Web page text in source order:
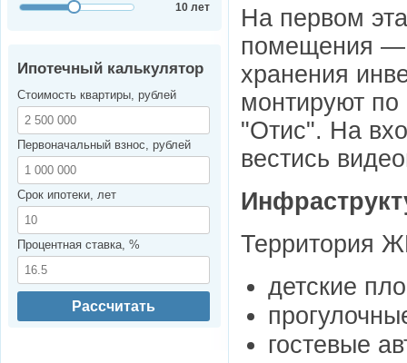
На первом
помещения —
хранения
монтируют
"Отис". На
вестись
Территория
детские
гостевые
10 лет
Ипотечный калькулятор
Стоимость квартиры, рублей
Первоначальный взнос, рублей
Срок ипотеки, лет
Процентная ставка, %
Рассчитать